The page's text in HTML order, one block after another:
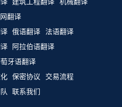
翻译
俄语翻译
法语翻译
阿拉伯语翻译
牙语翻译
保密协议
交易流程
联系我们